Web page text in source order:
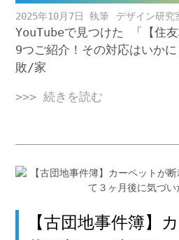
2025年10月7日 デザイン研
YouTubeで見つけた 「【住
9つご紹介！その対応はいか
敗/家
>>> 続きを読む
【古団地事件簿】